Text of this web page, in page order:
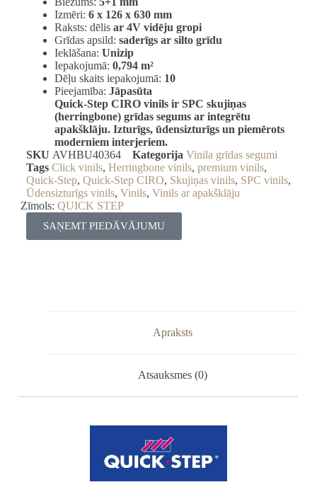
Izmēri: 6 x 126 x 630 mm
Raksts: dēlis ar 4V vidēju gropi
Grīdas apsild: saderīgs ar silto grīdu
Ieklāšana: Unizip
Iepakojumā: 0,794 m²
Dēļu skaits iepakojumā: 10
Pieejamība: Jāpasūta
Quick-Step CIRO vinils ir SPC skujiņas
(herringbone) grīdas segums ar integrētu
apakšklāju. Izturīgs, ūdensizturīgs un piemērots
moderniem interjeriem.
SKU AVHBU40364 Kategorija Vinila grīdas segumi
Tags Click vinils, Herringbone vinils, premium vinils,
Quick-Step, Quick-Step CIRO, Skujiņas vinils, SPC vinils,
Ūdensizturīgs vinils, Vinils, Vinils ar apakšklāju
Zīmols: QUICK STEP
SAŅEMT PIEDĀVĀJUMU
Apraksts
Atsauksmes (0)